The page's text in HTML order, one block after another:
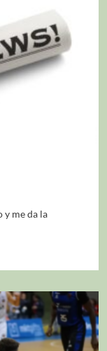
y me da la